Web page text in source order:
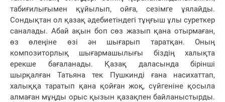
табиғилығымен құйылып, ойға, сезімге ұялайды.
Сондықтан ол қазақ әдебиетіндегі тұңғыш ұлы суреткер
саналады. Абай ақын боп сөз жазып қана отырмаған,
өз өлеңіне өзі ән шығарып таратқан. Оның
композиторлық шығармашылығы біздің халықта
ерекше бағаланады. Қазақ даласында бірінші
шырқалған Татьяна тек Пушкинді ғана насихаттап,
халыққа таратып қана қойған жоқ, сүйгеніне қосыла
алмаған мұңды орыс қызын қазақпен байланыстырды.